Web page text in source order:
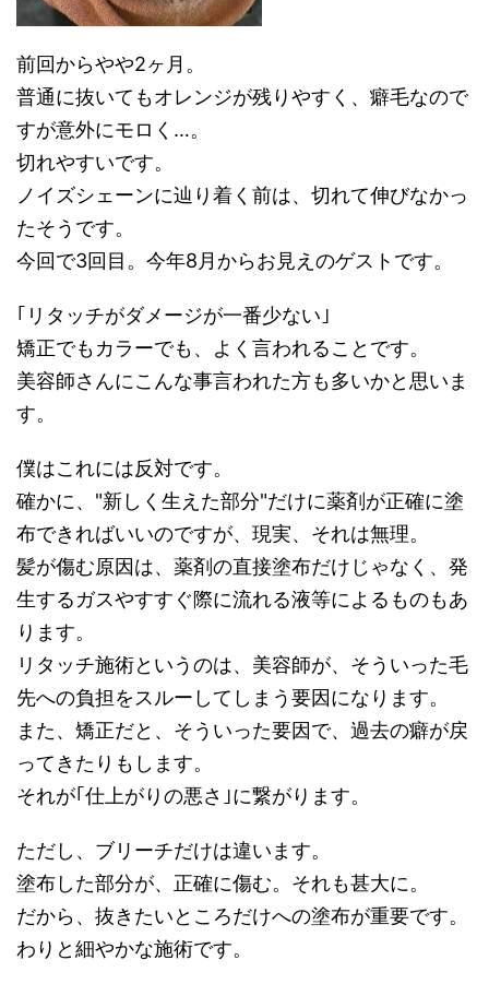
前回からやや2ヶ月。
普通に抜いてもオレンジが残りやすく、癖毛なので
すが意外にモロく…。
切れやすいです。
ノイズシェーンに辿り着く前は、切れて伸びなかっ
たそうです。
今回で3回目。今年8月からお見えのゲストです。
｢リタッチがダメージが一番少ない｣
矯正でもカラーでも、よく言われることです。
美容師さんにこんな事言われた方も多いかと思いま
す。
僕はこれには反対です。
確かに、"新しく生えた部分"だけに薬剤が正確に塗
布できればいいのですが、現実、それは無理。
髪が傷む原因は、薬剤の直接塗布だけじゃなく、発
生するガスやすすぐ際に流れる液等によるものもあ
ります。
リタッチ施術というのは、美容師が、そういった毛
先への負担をスルーしてしまう要因になります。
また、矯正だと、そういった要因で、過去の癖が戻
ってきたりもします。
それが｢仕上がりの悪さ｣に繋がります。
ただし、ブリーチだけは違います。
塗布した部分が、正確に傷む。それも甚大に。
だから、抜きたいところだけへの塗布が重要です。
わりと細やかな施術です。